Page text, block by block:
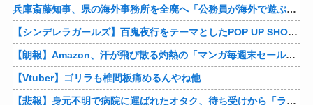
兵庫斎藤知事、県の海外事務所を全廃へ「公務員が海外で遊ぶためにあるだけ」
【シンデレラガールズ】百鬼夜行をテーマとしたPOP UP SHOPが東京・大阪にて開催
【朗報】Amazon、汗が飛び散る灼熱の「マンガ毎週末セール（50%還元）」を開催！他
【Vtuber】ゴリラも椎間板痛めるんやね他
【悲報】身元不明で病院に運ばれたオタク、待ち受けから「ラブライブ」と呼ばれるｗｗｗｗ他